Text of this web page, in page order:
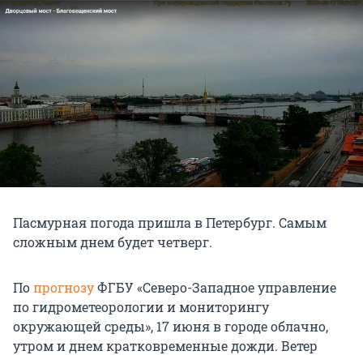
Пасмурная погода пришла в Петербург. Самым
сложным днем будет четверг.
ПопрогнозуФГБУ «Северо-Западное управление
по гидрометеорологии и мониторингу
окружающей среды», 17 июня в городе облачно,
утром и днем кратковременные дожди. Ветер